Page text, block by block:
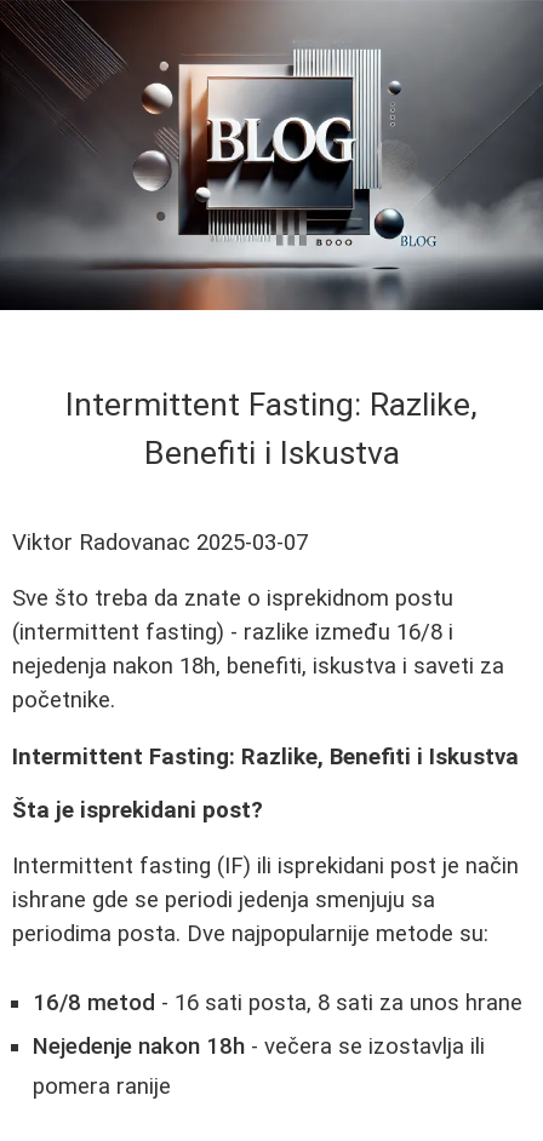
Intermittent Fasting: Razlike,
Benefiti i Iskustva
Viktor Radovanac 2025-03-07
Sve što treba da znate o isprekidnom postu
(intermittent fasting) - razlike između 16/8 i
nejedenja nakon 18h, benefiti, iskustva i saveti za
početnike.
Intermittent Fasting: Razlike, Benefiti i Iskustva
Šta je isprekidani post?
Intermittent fasting (IF) ili isprekidani post je način
ishrane gde se periodi jedenja smenjuju sa
periodima posta. Dve najpopularnije metode su:
16/8 metod - 16 sati posta, 8 sati za unos hrane
Nejedenje nakon 18h - večera se izostavlja ili
pomera ranije